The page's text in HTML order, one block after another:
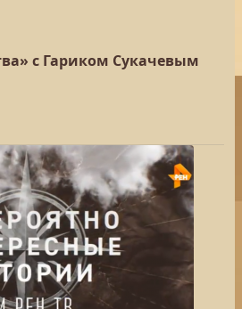
с Гариком Сукачевым